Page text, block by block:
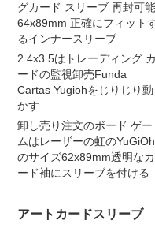
グカード スリーブ 再封可能
64x89mm 正確にフィット
るインナースリーブ
2.4x3.5はトレーディング カ
ードの監視卸売Funda
Cartas Yugiohをじりじり動
かす
卸し売り注文のボード ゲー
ムはレーザーの虹のYuGiOh
のサイズ62x89mm透明なカ
ード袖にスリーブを付ける
アートカードスリーブ